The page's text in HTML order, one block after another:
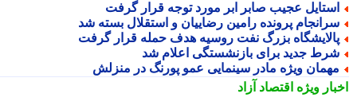
عجیب صابر ابر مورد توجه قرار گرفت
پرونده رامین رضاییان و استقلال بسته شد
بزرگ نفت روسیه هدف حمله قرار گرفت
جدید برای بازنشستگی اعلام شد
ویژه مادر سینمایی عمو پورنگ در منزلش
ویژهاقتصاد آزاد